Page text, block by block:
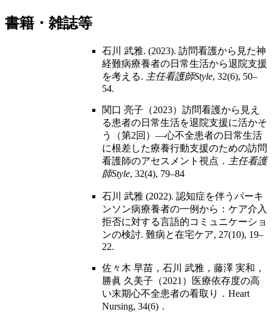
書籍・雑誌等
石川 武雅. (2023). 訪問看護から見た神
経難病療養者の日常生活から退院支援
を考える. 主任看護師Style, 32(6), 50–
54.
関口 亮子（2023）訪問看護から見え
る患者の日常生活を退院支援に活かそ
う（第2回）―心不全患者の日常生活
に根差した療養行動支援のための訪問
看護師のアセスメント視点． 主任看護
師Style, 32(4), 79–84
石川 武雅 (2022). 認知症を伴うパーキ
ンソン病療養者の一例から：ケア介入
拒否に対する言語的コミュニケーショ
ンの検討. 難病と在宅ケア, 27(10), 19–
22.
佐々木 早苗，石川 武雅，藤澤 実和，
勝眞 久美子（2021）医療依存度の高
い末期心不全患者の看取り．Heart
Nursing, 34(6)．